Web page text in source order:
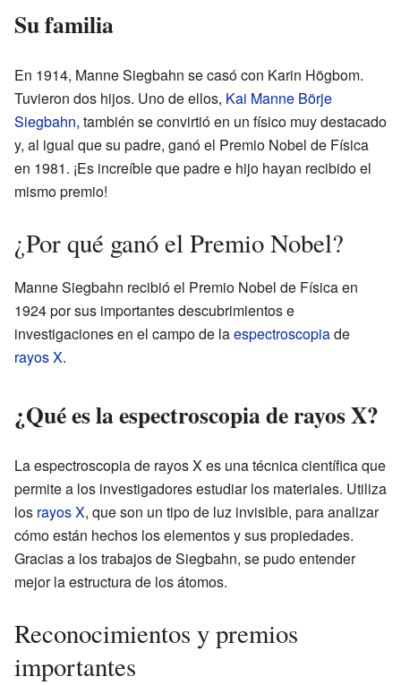
Su familia
En 1914, Manne Siegbahn se casó con Karin Högbom.
Tuvieron dos hijos. Uno de ellos, Kai Manne Börje
Siegbahn, también se convirtió en un físico muy destacado
y, al igual que su padre, ganó el Premio Nobel de Física
en 1981. ¡Es increíble que padre e hijo hayan recibido el
mismo premio!
¿Por qué ganó el Premio Nobel?
Manne Siegbahn recibió el Premio Nobel de Física en
1924 por sus importantes descubrimientos e
investigaciones en el campo de laespectroscopiade
rayos X.
¿Qué es la espectroscopia de rayos X?
La espectroscopia de rayos X es una técnica científica que
permite a los investigadores estudiar los materiales. Utiliza
los rayos X, que son un tipo de luz invisible, para analizar
cómo están hechos los elementos y sus propiedades.
Gracias a los trabajos de Siegbahn, se pudo entender
mejor la estructura de los átomos.
Reconocimientos y premios
importantes